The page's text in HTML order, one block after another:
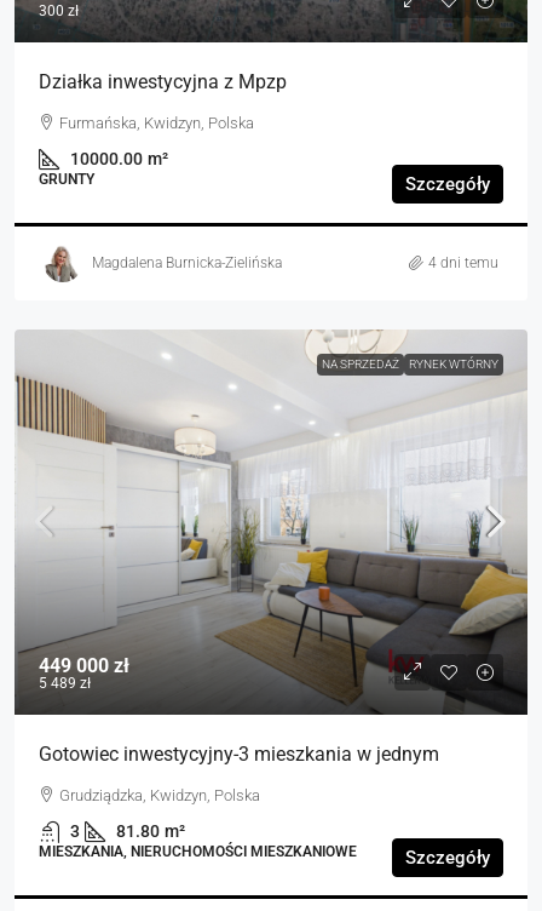
300 zł
Działka inwestycyjna z Mpzp
Furmańska, Kwidzyn, Polska
10000.00 m²
GRUNTY Szczegóły
Magdalena Burnicka-Zielińska 4 dni temu
NA SPRZEDAŻ RYNEK WTÓRNY
449 000 zł
5 489 zł
Gotowiec inwestycyjny-3 mieszkania w jednym
Grudziądzka, Kwidzyn, Polska
3 81.80 m²
MIESZKANIA, NIERUCHOMOŚCI MIESZKANIOWE Szczegóły